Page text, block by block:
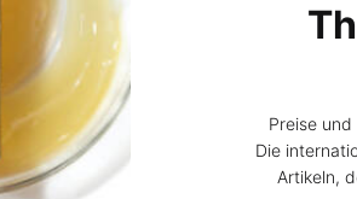
Preise
Die
Artikeln,